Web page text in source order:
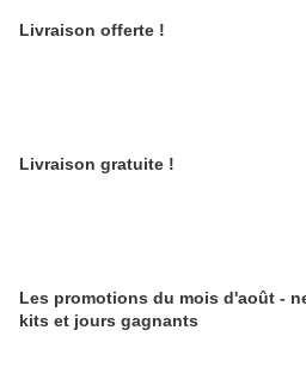
Livraison offerte !
Livraison gratuite !
Les promotions du mois d'août -
kits et jours gagnants